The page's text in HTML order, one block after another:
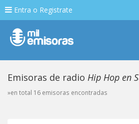
Entra o Registrate
Emisoras de radio Hip Hop en
»en total 16 emisoras encontradas